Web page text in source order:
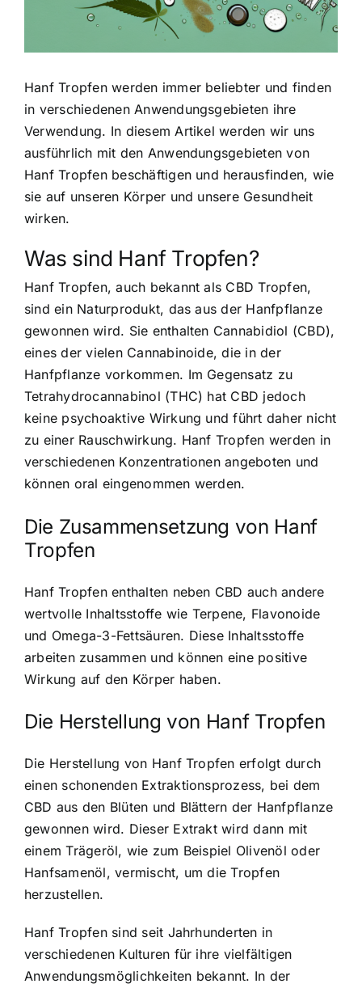
Hanf Tropfen werden immer beliebter und finden
in verschiedenen Anwendungsgebieten ihre
Verwendung. In diesem Artikel werden wir uns
ausführlich mit den Anwendungsgebieten von
Hanf Tropfen beschäftigen und herausfinden, wie
sie auf unseren Körper und unsere Gesundheit
wirken.
Was sind Hanf Tropfen?
Hanf Tropfen, auch bekannt als CBD Tropfen,
sind ein Naturprodukt, das aus der Hanfpflanze
gewonnen wird. Sie enthalten Cannabidiol (CBD),
eines der vielen Cannabinoide, die in der
Hanfpflanze vorkommen. Im Gegensatz zu
Tetrahydrocannabinol (THC) hat CBD jedoch
keine psychoaktive Wirkung und führt daher nicht
zu einer Rauschwirkung. Hanf Tropfen werden in
verschiedenen Konzentrationen angeboten und
können oral eingenommen werden.
Die Zusammensetzung von Hanf
Tropfen
Hanf Tropfen enthalten neben CBD auch andere
wertvolle Inhaltsstoffe wie Terpene, Flavonoide
und Omega-3-Fettsäuren. Diese Inhaltsstoffe
arbeiten zusammen und können eine positive
Wirkung auf den Körper haben.
Die Herstellung von Hanf Tropfen
Die Herstellung von Hanf Tropfen erfolgt durch
einen schonenden Extraktionsprozess, bei dem
CBD aus den Blüten und Blättern der Hanfpflanze
gewonnen wird. Dieser Extrakt wird dann mit
einem Trägeröl, wie zum Beispiel Olivenöl oder
Hanfsamenöl, vermischt, um die Tropfen
herzustellen.
Hanf Tropfen sind seit Jahrhunderten in
verschiedenen Kulturen für ihre vielfältigen
Anwendungsmöglichkeiten bekannt. In der